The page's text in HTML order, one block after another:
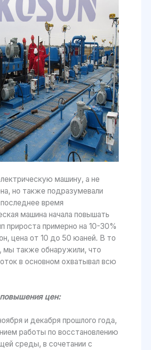
машину, а не
но также подразумевали
время
машина начала повышать
прироста примерно на 10-30%
цена от 10 до 50 юаней. В то
мы также обнаружили, что
в основном охватывал всю
цен:
и декабря прошлого года,
работы по восстановлению
среды, в сочетании с